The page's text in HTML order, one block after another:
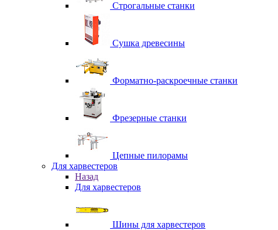
Строгальные станки
Сушка древесины
Форматно-раскроечные станки
Фрезерные станки
Цепные пилорамы
Для харвестеров
Назад
Для харвестеров
Шины для харвестеров